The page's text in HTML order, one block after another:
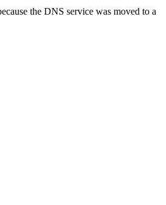
the DNS service was moved to a